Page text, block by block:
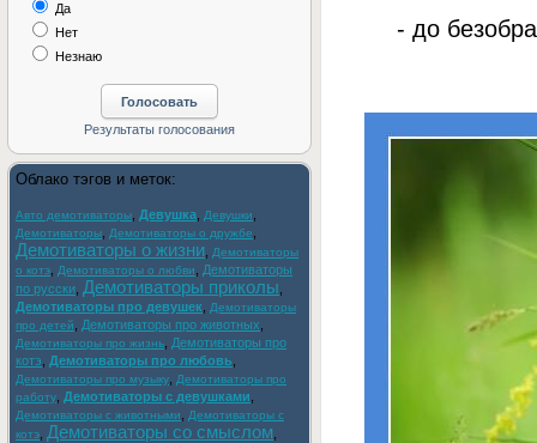
- до
Да
Нет
Незнаю
Облако тэгов и меток:
Авто демотиваторы Девушка Девушки
Демотиваторы Демотиваторы о дружбе
Демотиваторы о жизни
Демотиваторы
о котэ
Демотиваторы о любви
Демотиваторы
по русски Демотиваторы приколы
Демотиваторы про девушек
Демотиваторы
про детей
Демотиваторы про животных
Демотиваторы про жизнь
Демотиваторы про
котэ
Демотиваторы про любовь
Демотиваторы про музыку
Демотиваторы про
работу
Демотиваторы с девушками
Демотиваторы с животными
Демотиваторы с
котэ
Демотиваторы со смыслом